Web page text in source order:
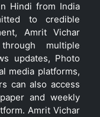
Hindi from India
to credible
Amrit Vichar
multiple
updates, Photo
media platforms,
can also access
and weekly
Amrit Vichar